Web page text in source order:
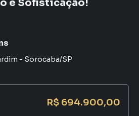
e Sofisticação!
- Sorocaba/SP
R$ 694.900,00